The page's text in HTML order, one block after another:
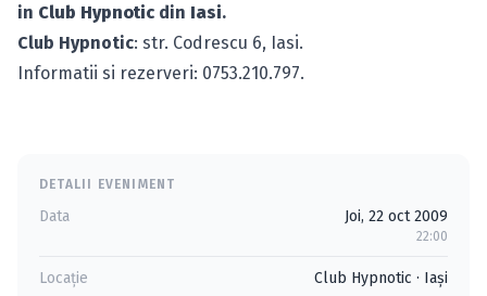
in Club Hypnotic din Iasi.
Club Hypnotic: str. Codrescu 6, Iasi.
Informatii si rezerveri: 0753.210.797.
DETALII EVENIMENT
Data Joi, 22 oct 2009
22:00
Locație Club Hypnotic · Iaşi